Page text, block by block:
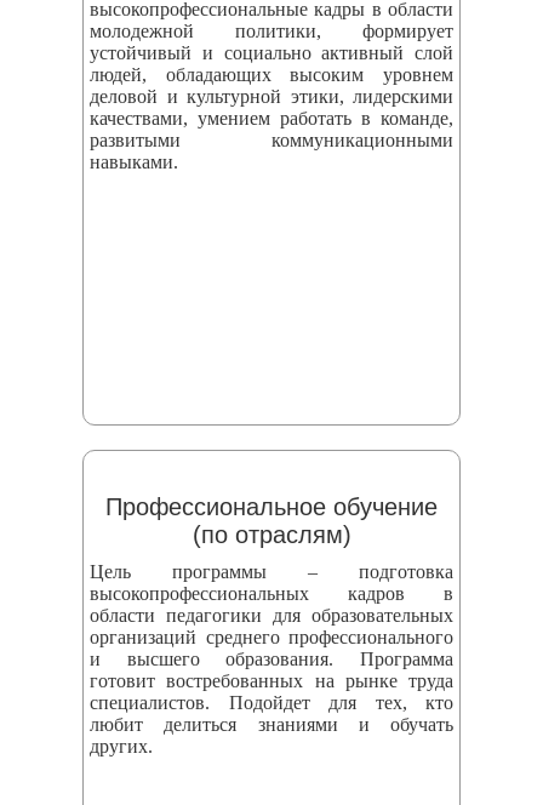
высокопрофессиональные кадры в области
молодежной политики, формирует
устойчивый и социально активный слой
людей, обладающих высоким уровнем
деловой и культурной этики, лидерскими
качествами, умением работать в команде,
развитыми коммуникационными
навыками.
Профессиональное обучение
(по отраслям)
Цель программы – подготовка
высокопрофессиональных кадров в
области педагогики для образовательных
организаций среднего профессионального
и высшего образования. Программа
готовит востребованных на рынке труда
специалистов. Подойдет для тех, кто
любит делиться знаниями и обучать
других.